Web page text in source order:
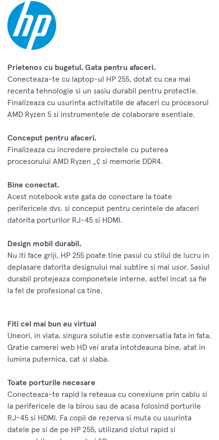
Prietenos cu bugetul. Gata pentru afaceri.
Conecteaza-te cu laptop-ul HP 255, dotat cu cea mai
recenta tehnologie si un sasiu durabil pentru protectie.
Finalizeaza cu usurinta activitatile de afaceri cu procesorul
AMD Ryzen 5 si instrumentele de colaborare esentiale.
Conceput pentru afaceri.
Finalizeaza cu incredere proiectele cu puterea
procesorului AMD Ryzen „¢ si memorie DDR4.
Bine conectat.
Acest notebook este gata de conectare la toate
perifericele dvs. si conceput pentru cerintele de afaceri
datorita porturilor RJ-45 si HDMI.
Design mobil durabil.
Nu iti face griji, HP 255 poate tine pasul cu stilul de lucru in
deplasare datorita designului mai subtire si mai usor. Sasiul
durabil protejeaza componetele interne, astfel incat sa fie
la fel de profesional ca tine.
Fiti cel mai bun eu virtual
Uneori, in viata, singura solutie este conversatia fata in fata.
Gratie camerei web HD vei arata intotdeauna bine, atat in
lumina puternica, cat si slaba.
Toate porturile necesare
Conecteaza-te rapid la reteaua cu conexiune prin cablu si
la perifericele de la birou sau de acasa folosind porturile
RJ-45 si HDMI. Fa copii de rezerva si muta cu usurinta
datele pe si de pe HP 255, utilizand slotul rapid si